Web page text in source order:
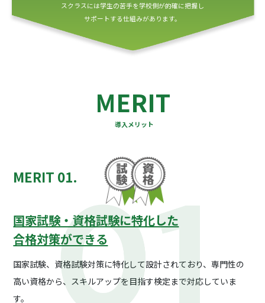
スクラスには学生の苦手を学校側が的確に把握し
サポートする仕組みがあります。
MERIT
導入メリット
MERIT 01.
国家試験・資格試験に特化した
合格対策ができる
国家試験、資格試験対策に特化して設計されており、専門性の
高い資格から、スキルアップを目指す検定まで対応していま
す。